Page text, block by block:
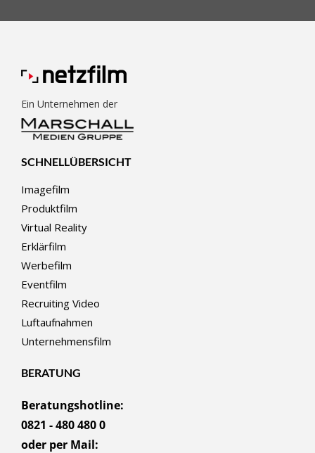
Ein Unternehmen der
SCHNELLÜBERSICHT
Imagefilm
Produktfilm
Virtual Reality
Erklärfilm
Werbefilm
Eventfilm
Recruiting Video
Luftaufnahmen
Unternehmensfilm
BERATUNG
Beratungshotline:
0821 - 480 480 0
oder per Mail: